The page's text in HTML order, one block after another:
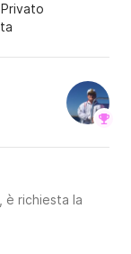
Privato
è richiesta la